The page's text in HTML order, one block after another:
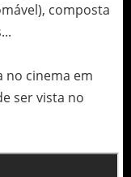
composta
no cinema em
ser vista no